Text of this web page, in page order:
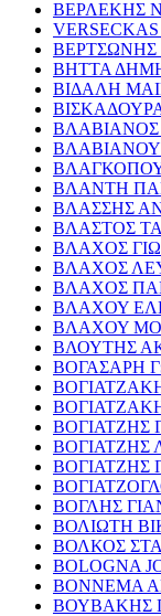
ΒΕΡΛΕΚΗΣ
ΒΕΡΤΣΩΝΗΣ
ΒΗΤΤΑ
ΒΙΔΑΛΗ
ΒΛΑΝΤΗ
ΒΛΑΣΣΗΣ
ΒΛΑΣΤΟΣ
ΒΛΑΧΟΣ
ΒΛΑΧΟΣ
ΒΛΑΧΟΣ
ΒΛΑΧΟΥ
ΒΛΑΧΟΥ
ΒΛΟΥΤΗΣ
ΒΟΓΑΣΑΡΗ
ΒΟΓΙΑΤΖΗΣ
ΒΟΓΙΑΤΖΗΣ
ΒΟΓΙΑΤΖΗΣ
ΒΟΓΛΗΣ
ΒΟΛΙΩΤΗ
ΒΟΛΚΟΣ
BOLOGNA
BONNEMA
ΒΟΥΒΑΚΗΣ